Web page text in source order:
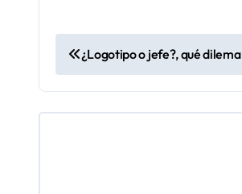
N
a
v
¿Logotipo o jefe?, qué dilema